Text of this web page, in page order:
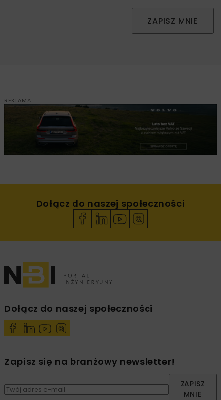
ZAPISZ MNIE
REKLAMA
Dołącz do naszej społeczności
Dołącz do naszej społeczności
Zapisz się na branżowy newsletter!
ZAPISZ
MNIE